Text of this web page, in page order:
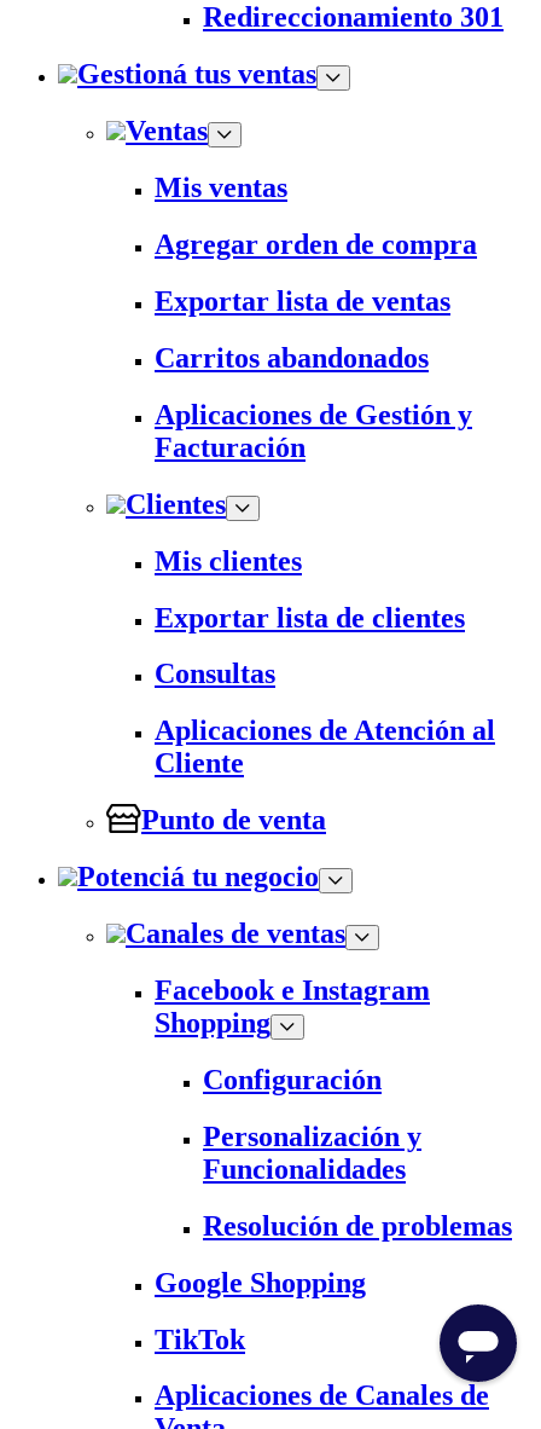
Redireccionamiento 301
Gestioná tus ventas
Ventas
Mis ventas
Agregar orden de compra
Exportar lista de ventas
Carritos abandonados
Aplicaciones de Gestión y
Facturación
Clientes
Mis clientes
Exportar lista de clientes
Consultas
Aplicaciones de Atención al
Cliente
Punto de venta
Potenciá tu negocio
Canales de ventas
Facebook e Instagram
Shopping
Configuración
Personalización y
Funcionalidades
Resolución de problemas
Google Shopping
TikTok
Aplicaciones de Canales de